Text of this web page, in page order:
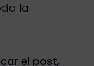
la
el post,